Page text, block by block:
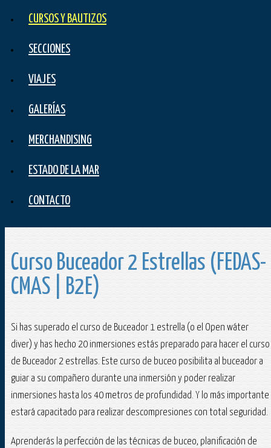
CURSOS Y BAUTIZOS
SECCIONES
VIAJES
GALERÍAS
MERCHANDISING
ESTADO DE LA MAR
CONTACTO
Curso Buceador 2 Estrellas (FEDAS-
CMAS | B2E)
Si has superado el curso de Buceador 1 estrella (o el Open wáter
diver) y has hecho 20 inmersiones estás preparado para hacer el curso
de Buceador 2 estrellas. Este curso de buceo posibilita al buceador a
guiar a su compañero durante una inmersión y poder realizar
inmersiones hasta los 40 metros de profundidad. Y lo más importante
estará capacitado para realizar descompresiones con total seguridad.
Aprenderás la perfección de las técnicas de buceo, planificación de